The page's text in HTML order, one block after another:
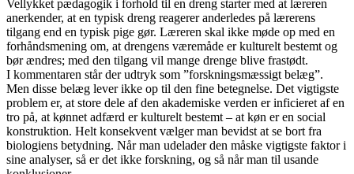
Vellykket pædagogik i forhold til en dreng starter med at læreren
anerkender, at en typisk dreng reagerer anderledes på lærerens
tilgang end en typisk pige gør. Læreren skal ikke møde op med en
forhåndsmening om, at drengens væremåde er kulturelt bestemt og
bør ændres; med den tilgang vil mange drenge blive frastødt.
I kommentaren står der udtryk som ”forskningsmæssigt belæg”.
Men disse belæg lever ikke op til den fine betegnelse. Det vigtigste
problem er, at store dele af den akademiske verden er inficieret af en
tro på, at kønnet adfærd er kulturelt bestemt – at køn er en social
konstruktion. Helt konsekvent vælger man bevidst at se bort fra
biologiens betydning. Når man udelader den måske vigtigste faktor i
sine analyser, så er det ikke forskning, og så når man til usande